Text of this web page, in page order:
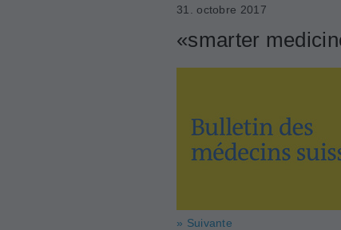
31. octobre 2017
«smarter
» Suivante